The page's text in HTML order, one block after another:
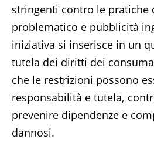
stringenti contro le pratiche
problematico e pubblicità
iniziativa si inserisce in un
tutela dei diritti dei
che le restrizioni possono
responsabilità e tutela,
prevenire dipendenze e
dannosi.